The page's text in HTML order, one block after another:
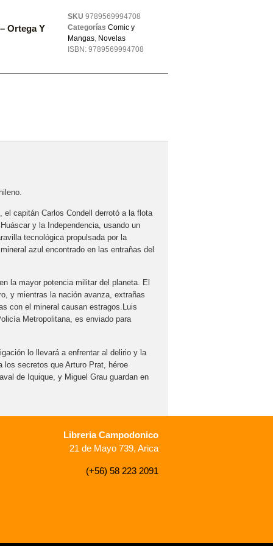
Ortega Y
SKU 9789569994708
Categorías Comic y
Mangas, Novelas
ISBN: 9789569994708
el capitán Carlos Condell derrotó a la flota
y la Independencia, usando un
tecnológica propulsada por la
azul encontrado en las entrañas del
la mayor potencia militar del planeta. El
y mientras la nación avanza, extrañas
con el mineral causan estragos.Luis
Metropolitana, es enviado para
lo llevará a enfrentar al delirio y la
los secretos que Arturo Prat, héroe
de Iquique, y Miguel Grau guardan en
Libreria Campodonico
21 de Mayo 739, Arica
(+56) 58 223 2091